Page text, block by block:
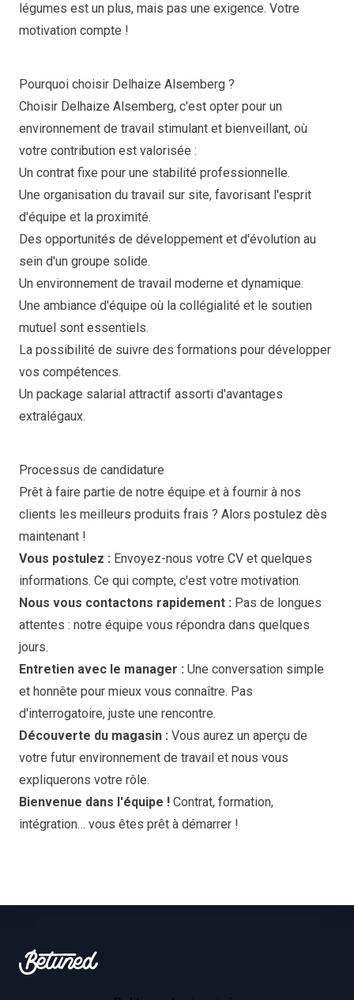
légumes est un plus, mais pas une exigence. Votre
motivation compte !
Pourquoi choisir Delhaize Alsemberg ?
Choisir Delhaize Alsemberg, c'est opter pour un
environnement de travail stimulant et bienveillant, où
votre contribution est valorisée :
Un contrat fixe pour une stabilité professionnelle.
Une organisation du travail sur site, favorisant l'esprit
d'équipe et la proximité.
Des opportunités de développement et d'évolution au
sein d'un groupe solide.
Un environnement de travail moderne et dynamique.
Une ambiance d'équipe où la collégialité et le soutien
mutuel sont essentiels.
La possibilité de suivre des formations pour développer
vos compétences.
Un package salarial attractif assorti d'avantages
extralégaux.
Processus de candidature
Prêt à faire partie de notre équipe et à fournir à nos
clients les meilleurs produits frais ? Alors postulez dès
maintenant !
Vous postulez : Envoyez-nous votre CV et quelques
informations. Ce qui compte, c'est votre motivation.
Nous vous contactons rapidement : Pas de longues
attentes : notre équipe vous répondra dans quelques
jours.
Entretien avec le manager : Une conversation simple
et honnête pour mieux vous connaître. Pas
d'interrogatoire, juste une rencontre.
Découverte du magasin : Vous aurez un aperçu de
votre futur environnement de travail et nous vous
expliquerons votre rôle.
Bienvenue dans l'équipe ! Contrat, formation,
intégration… vous êtes prêt à démarrer !
Betuned